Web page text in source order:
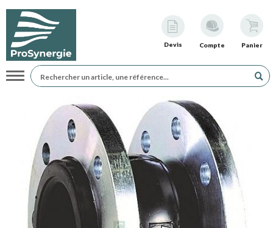
Devis Compte Panier
Navigation